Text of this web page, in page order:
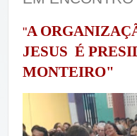
"A
JESUS É
MONTEIRO"